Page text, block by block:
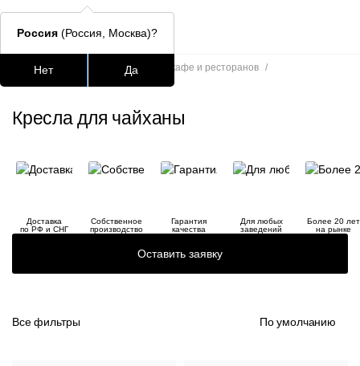
Столешницы
lars
шафран
Главная Кресла для кафе и ресторанов /
Кресла для чайханы
Доставка
по РФ и СНГ
Собственное
производство
Гарантия
качества
Для любых
заведений
Более 20 лет
на рынке
Оставить заявку
Все фильтры По умолчанию
Россия (Россия, Москва)?
Нет Да